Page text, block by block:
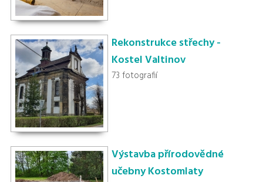
Rekonstrukce střechy -
Kostel Valtinov
73 fotografií
Výstavba přírodovědné
učebny Kostomlaty